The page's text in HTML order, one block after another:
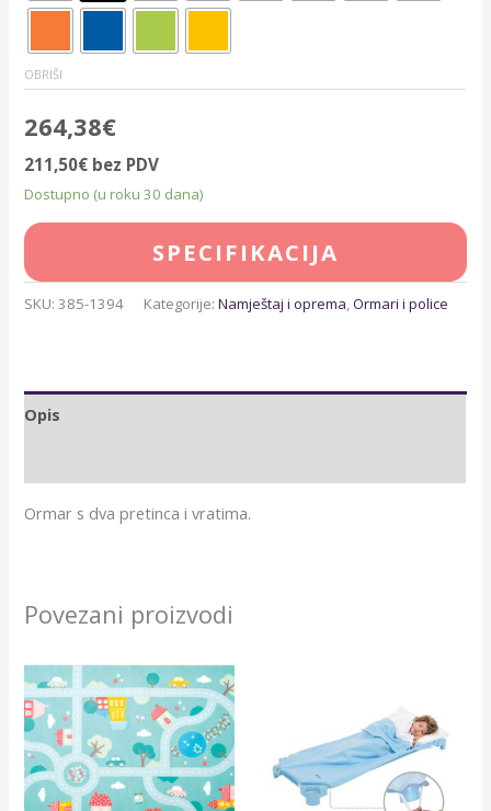
OBRIŠI
264,38€
211,50€ bez PDV
Dostupno (u roku 30 dana)
SPECIFIKACIJA
SKU:385-1394 Kategorije:Namještaj i oprema ,Ormari i police
Opis
Ormar s dva pretinca i vratima.
Povezani proizvodi